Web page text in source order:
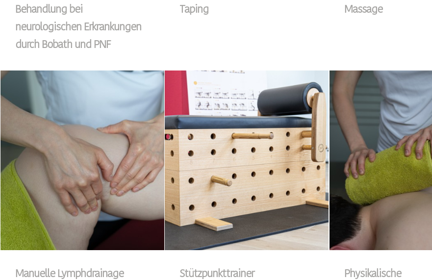
Behandlung bei
neurologischen Erkrankungen
durch Bobath und PNF
Taping Massage
Manuelle Lymphdrainage Stützpunkttrainer
Physikalische